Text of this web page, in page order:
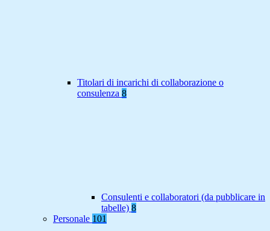
Titolari di incarichi di collaborazione o
consulenza 8
Consulenti e collaboratori (da pubblicare in
tabelle) 8
Personale 101